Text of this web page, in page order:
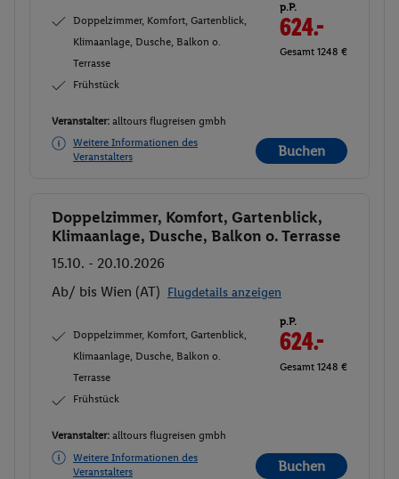
Doppelzimmer, Komfort, Gartenblick,
Klimaanlage, Dusche, Balkon o.
Terrasse
Frühstück
p.P.
624.-
Gesamt 1248 €
Veranstalter: alltours flugreisen gmbh
Weitere Informationen des
Veranstalters
Buchen
Buchen
Doppelzimmer, Komfort, Gartenblick,
Klimaanlage, Dusche, Balkon o. Terrasse
15.10. - 20.10.2026
Ab/ bis Wien (AT) Flugdetails anzeigen
Doppelzimmer, Komfort, Gartenblick,
Klimaanlage, Dusche, Balkon o.
Terrasse
Frühstück
p.P.
624.-
Gesamt 1248 €
Veranstalter: alltours flugreisen gmbh
Weitere Informationen des
Veranstalters
Buchen